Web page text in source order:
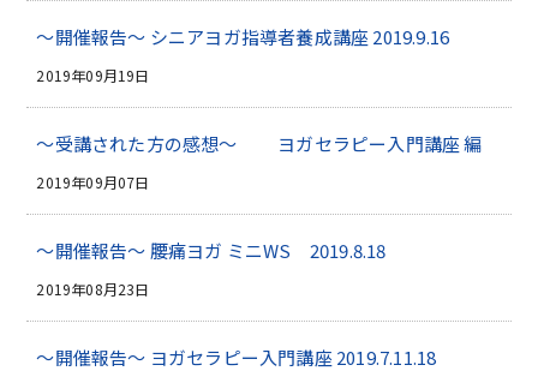
～開催報告～ シニアヨガ指導者養成講座 2019.9.16
2019年09月19日
～受講された方の感想～ ヨガセラピー入門講座 編
2019年09月07日
～開催報告～ 腰痛ヨガ ミニWS 2019.8.18
2019年08月23日
～開催報告～ ヨガセラピー入門講座 2019.7.11.18